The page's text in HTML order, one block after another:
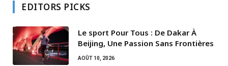
EDITORS PICKS
Le sport Pour Tous : De Dakar À
Beijing, Une Passion Sans Frontières
AOÛT 10, 2026